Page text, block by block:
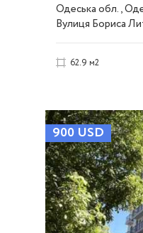
Одеська обл.,
Вулиця Бориса
62.9 м2
900 USD